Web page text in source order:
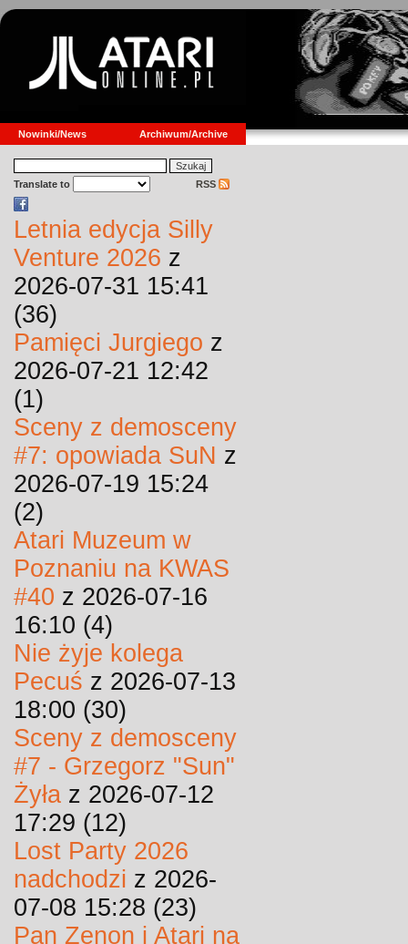
Nowinki/News Archiwum/Archive
Translate to RSS
Letnia edycja Silly
Venture 2026 z
2026-07-31 15:41
(36)
Pamięci Jurgiego z
2026-07-21 12:42
(1)
Sceny z demosceny
#7: opowiada SuN z
2026-07-19 15:24
(2)
Atari Muzeum w
Poznaniu na KWAS
#40 z 2026-07-16
16:10 (4)
Nie żyje kolega
Pecuś z 2026-07-13
18:00 (30)
Sceny z demosceny
#7 - Grzegorz "Sun"
Żyła z 2026-07-12
17:29 (12)
Lost Party 2026
nadchodzi z 2026-
07-08 15:28 (23)
Pan Zenon i Atari na